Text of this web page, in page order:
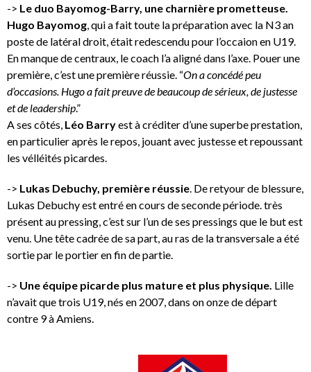
-> Le duo Bayomog-Barry, une charnière prometteuse.
Hugo Bayomog , qui a fait toute la préparation avec la N3 an
poste de latéral droit, était redescendu pour l’occaion en U19.
En manque de centraux, le coach l’a aligné dans l’axe. Pouer une
première, c’est une première réussie. “On a concédé peu
d’occasions. Hugo a fait preuve de beaucoup de sérieux, de justesse
et de leadership.”
A ses côtés, Léo Barryest à créditer d’une superbe prestation,
en particulier après le repos, jouant avec justesse et repoussant
les vélléités picardes.
-> Lukas Debuchy, première réussie . De retyour de blessure,
Lukas Debuchy est entré en cours de seconde période. très
présent au pressing, c’est sur l’un de ses pressings que le but est
venu. Une tête cadrée de sa part, au ras de la transversale a été
sortie par le portier en fin de partie.
-> Une équipe picarde plus mature et plus physique. Lille
n’avait que trois U19, nés en 2007, dans on onze de départ
contre 9 à Amiens.